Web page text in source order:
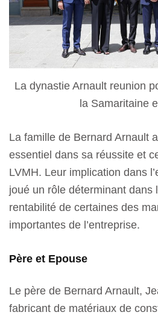
La dynastie Arnault reunion
la Samaritaine
La famille de Bernard Arnault
essentiel dans sa réussite et
LVMH. Leur implication dans
joué un rôle déterminant dans
rentabilité de certaines des
importantes de l’entreprise.
Père et Epouse
Le père de Bernard Arnault,
fabricant de matériaux de